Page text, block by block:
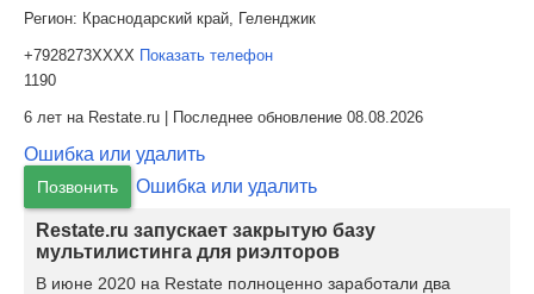
Регион: Краснодарский край, Геленджик
+7928273XXXX Показать телефон
1190
6 лет на Restate.ru | Последнее обновление 08.08.2026
Ошибка или удалить
Позвонить Ошибка или удалить
Restate.ru запускает закрытую базу
мультилистинга для риэлторов
В июне 2020 на Restate полноценно заработали два